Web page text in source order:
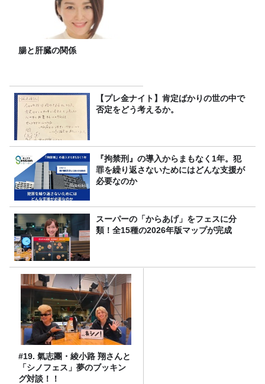
腸と肝臓の関係
【プレ金ナイト】肯定ばかりの世の中で
否定をどう考えるか。
『拘禁刑』の導入からまもなく1年。犯
罪を繰り返さないためにはどんな支援が
必要なのか
スーパーの「からあげ」をフェスに分
類！全15種の2026年版マップが完成
#19. 氣志團・綾小路 翔さんと
「シノフェス」夢のブッキン
グ対談！！